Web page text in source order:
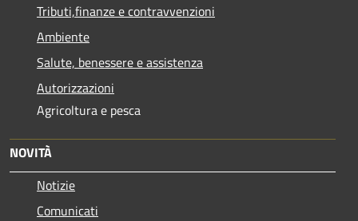
Tributi,finanze e contravvenzioni
Ambiente
Salute, benessere e assistenza
Autorizzazioni
Agricoltura e pesca
NOVITÀ
Notizie
Comunicati